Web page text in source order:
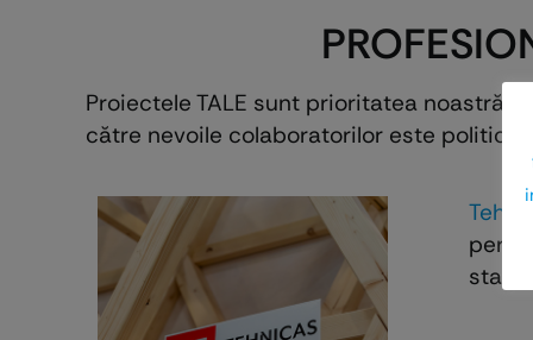
Proiectele TALE sunt prioritatea noastră!
către nevoile colaboratorilor este politica